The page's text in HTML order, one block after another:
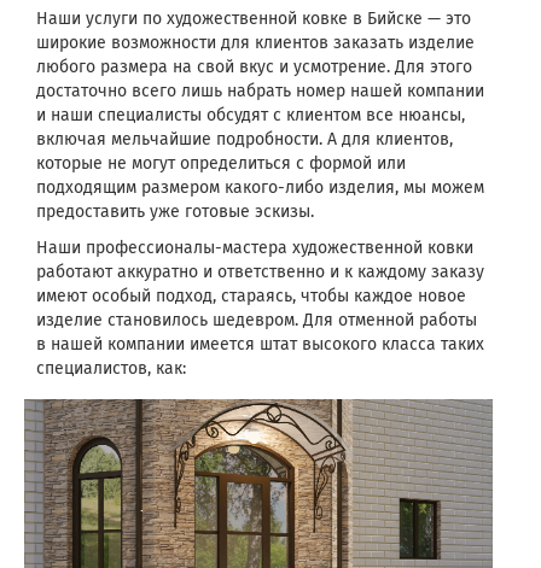
Наши услуги по художественной ковке в Бийске — это
широкие возможности для клиентов заказать изделие
любого размера на свой вкус и усмотрение. Для этого
достаточно всего лишь набрать номер нашей компании
и наши специалисты обсудят с клиентом все нюансы,
включая мельчайшие подробности. А для клиентов,
которые не могут определиться с формой или
подходящим размером какого-либо изделия, мы можем
предоставить уже готовые эскизы.
Наши профессионалы-мастера художественной ковки
работают аккуратно и ответственно и к каждому заказу
имеют особый подход, стараясь, чтобы каждое новое
изделие становилось шедевром. Для отменной работы
в нашей компании имеется штат высокого класса таких
специалистов, как: